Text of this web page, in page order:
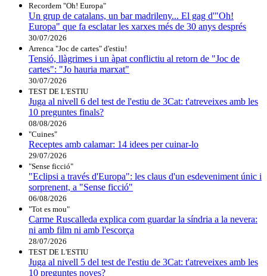
Recordem "Oh! Europa"
Un grup de catalans, un bar madrileny... El gag d'"Oh!
Europa" que fa esclatar les xarxes més de 30 anys després
30/07/2026
Arrenca "Joc de cartes" d'estiu!
Tensió, llàgrimes i un àpat conflictiu al retorn de "Joc de
cartes": "Jo hauria marxat"
30/07/2026
TEST DE L'ESTIU
Juga al nivell 6 del test de l'estiu de 3Cat: t'atreveixes amb les
10 preguntes finals?
08/08/2026
"Cuines"
Receptes amb calamar: 14 idees per cuinar-lo
29/07/2026
"Sense ficció"
"Eclipsi a través d'Europa": les claus d'un esdeveniment únic i
sorprenent, a "Sense ficció"
06/08/2026
"Tot es mou"
Carme Ruscalleda explica com guardar la síndria a la nevera:
ni amb film ni amb l'escorça
28/07/2026
TEST DE L'ESTIU
Juga al nivell 5 del test de l'estiu de 3Cat: t'atreveixes amb les
10 preguntes noves?